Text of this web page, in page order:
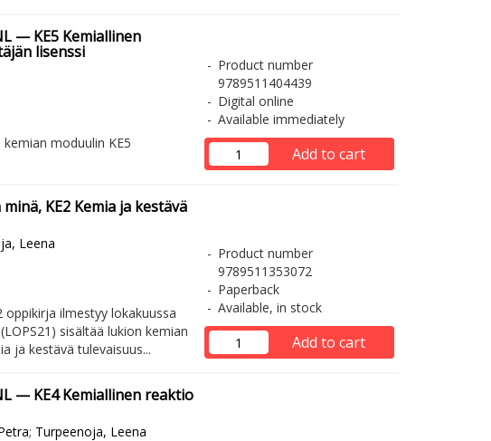
— KE5 Kemiallinen
lisenssi
moduulin KE5
Product number
9789511404439
Digital online
Available immediately
Add to cart
KE2 Kemia ja kestävä
Leena
oppikirja ilmestyy lokakuussa
sisältää lukion kemian
ja kestävä tulevaisuus...
Product number
9789511353072
Paperback
Available, in stock
Add to cart
— KE4 Kemiallinen reaktio
; Turpeenoja, Leena